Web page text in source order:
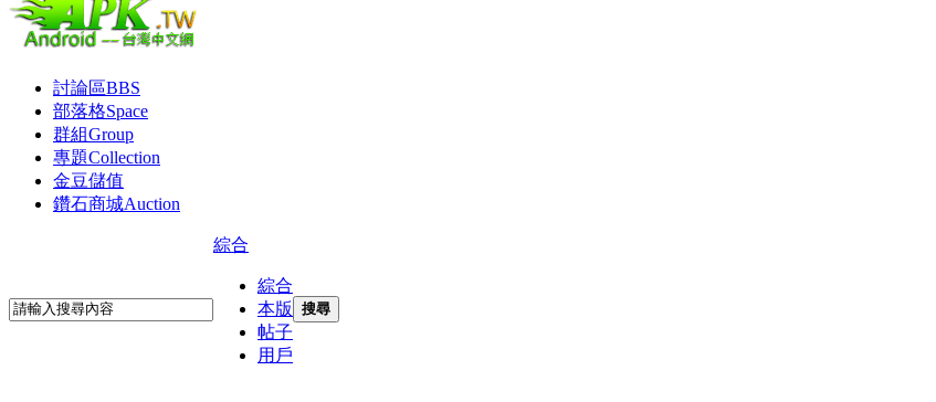
討論區BBS
部落格Space
群組Group
專題Collection
金豆儲值
鑽石商城Auction
綜合
綜合
本版
帖子
用戶
搜尋